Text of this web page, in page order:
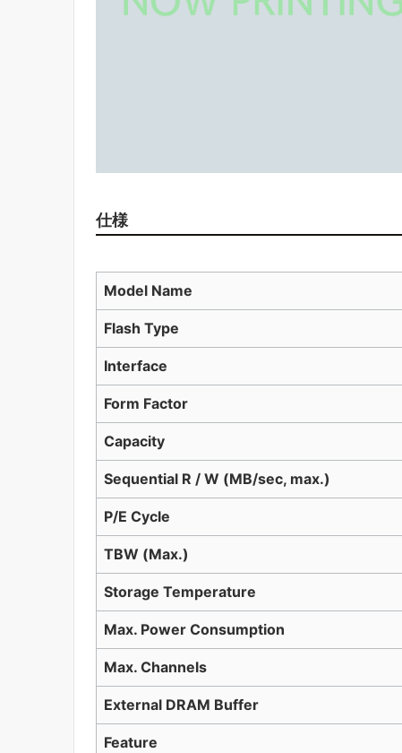
仕様
Model Name
Flash Type
Interface
Form Factor
Capacity
Sequential R / W (MB/sec, max.)
P/E Cycle
TBW (Max.)
Storage Temperature
Max. Power Consumption
Max. Channels
External DRAM Buffer
Feature